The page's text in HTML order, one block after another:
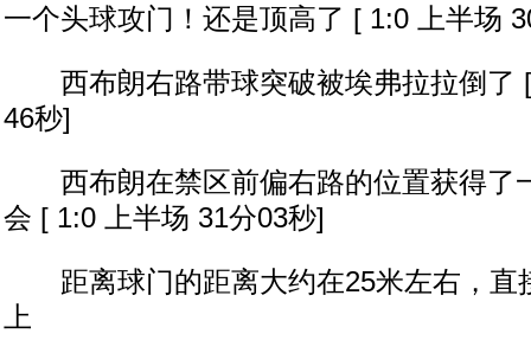
一个头球攻门！还是顶高了 [ 1:0 上半场
西布朗右路带球突破被埃弗拉拉倒了 [
46秒]
西布朗在禁区前偏右路的位置获得了
会 [ 1:0 上半场 31分03秒]
距离球门的距离大约在25米左右，直
上